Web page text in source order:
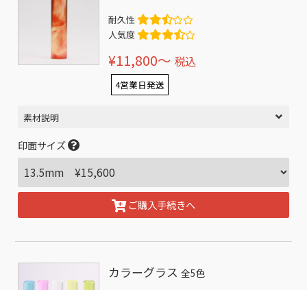
耐久性
人気度
¥11,800〜 税込
4営業日発送
素材説明
印面サイズ
ご購入手続きへ
カラーグラス全5色